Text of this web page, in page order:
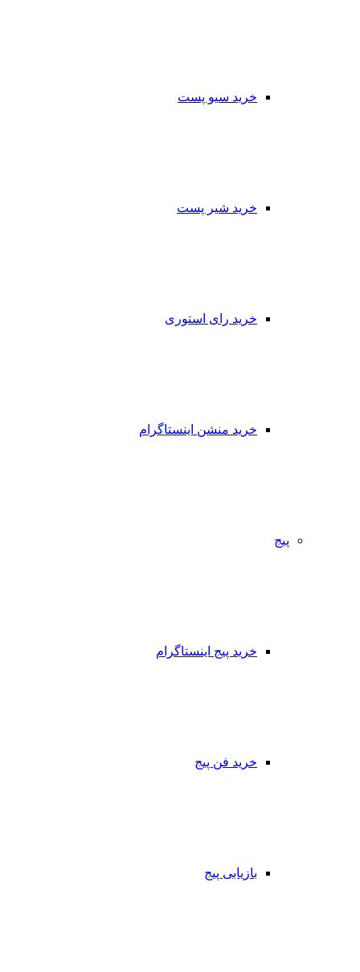
خرید سیو پست
خرید شیر پست
خرید رای استوری
خرید منشن اینستاگرام
پیج
خرید پیج اینستاگرام
خرید فن پیج
بازیابی پیج